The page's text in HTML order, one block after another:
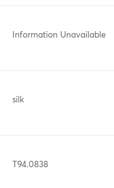
Information Unavailable
silk
T94.0838